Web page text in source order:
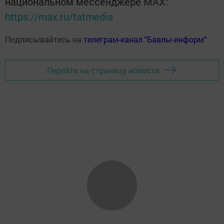
https://max.ru/tatmedia
Подписывайтесь на телеграм-канал "Бавлы-информ"
Перейти на страницу новости